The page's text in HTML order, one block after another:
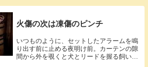
火傷の次は凍傷のピンチ
いつものように、セットしたアラームを鳴
り出す前に止める夜明け前。カーテンの隙
間から外を覗くと犬とリードを握る飼い主